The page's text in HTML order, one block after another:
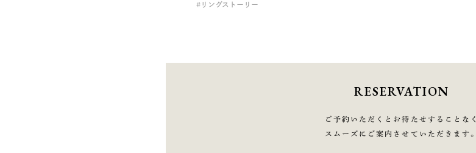
リングストーリー
RESERVATION
ご予約いただくとお待たせすることなく
スムーズにご案内させていただきます。